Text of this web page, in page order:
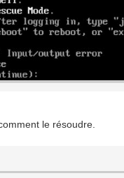
le résoudre.